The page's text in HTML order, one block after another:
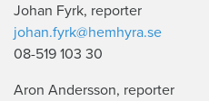
Johan Fyrk, reporter
johan.fyrk@hemhyra.se
08-519 103 30
Aron Andersson, reporter